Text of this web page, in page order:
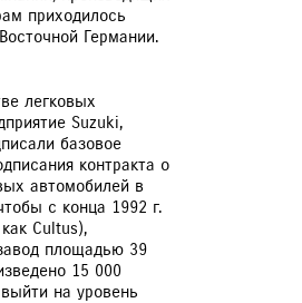
приходилось
Германии.
легковых
Suzuki,
базовое
контракта о
автомобилей в
с конца 1992 г.
Cultus),
площадью 39
15 000
на уровень